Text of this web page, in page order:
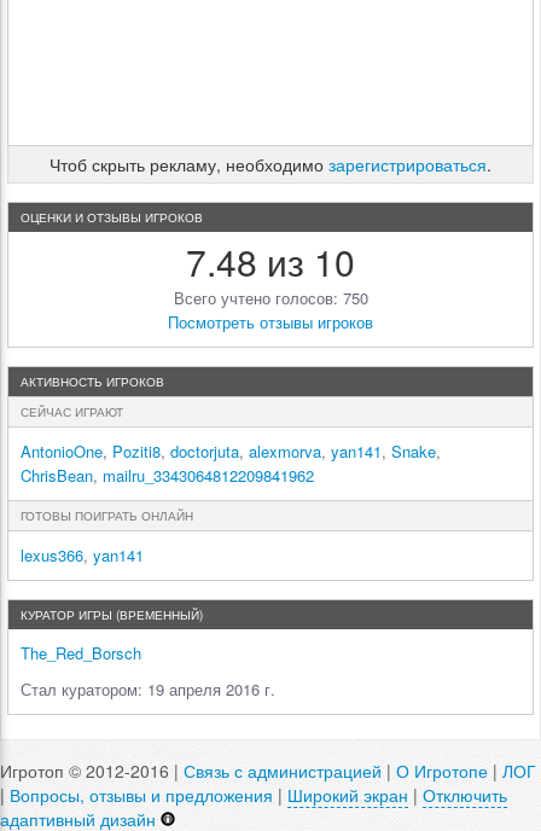
Чтоб скрыть рекламу, необходимо зарегистрироваться.
ОЦЕНКИ И ОТЗЫВЫ ИГРОКОВ
7.48 из 10
Всего учтено голосов: 750
Посмотреть отзывы игроков
АКТИВНОСТЬ ИГРОКОВ
СЕЙЧАС ИГРАЮТ
AntonioOne, Poziti8, doctorjuta, alexmorva, yan141, Snake,
ChrisBean, mailru_3343064812209841962
ГОТОВЫ ПОИГРАТЬ ОНЛАЙН
lexus366, yan141
КУРАТОР ИГРЫ (ВРЕМЕННЫЙ)
The_Red_Borsch
Стал куратором: 19 апреля 2016 г.
Игротоп © 2012-2016 | Связь с администрацией | О Игротопе | ЛОГ
| Вопросы, отзывы и предложения | Широкий экран | Отключить
адаптивный дизайн